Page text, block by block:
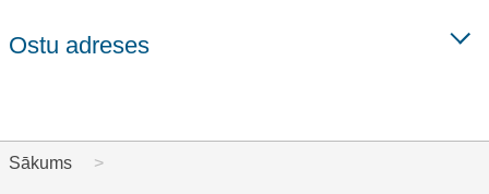
Ostu adreses
Sākums